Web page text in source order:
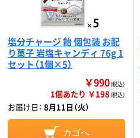
塩分チャージ 飴 個包装 お配
り菓子 岩塩キャンディ 76g 1
セット（1個×5）
￥990（税込）
1個あたり ￥198（税込）
お届け日： 8月11日（火）
カゴへ